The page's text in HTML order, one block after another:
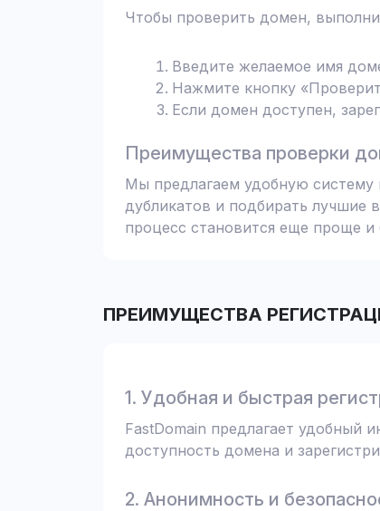
Чтобы проверить домен,
Введите желаемое имя
Нажмите кнопку
Если домен доступен,
Преимущества проверки
Мы предлагаем удобную систему
дубликатов и подбирать лучшие
процесс становится еще проще и
ПРЕИМУЩЕСТВА
1. Удобная и быстрая
FastDomain предлагает удобный
доступность домена и
2. Анонимность и